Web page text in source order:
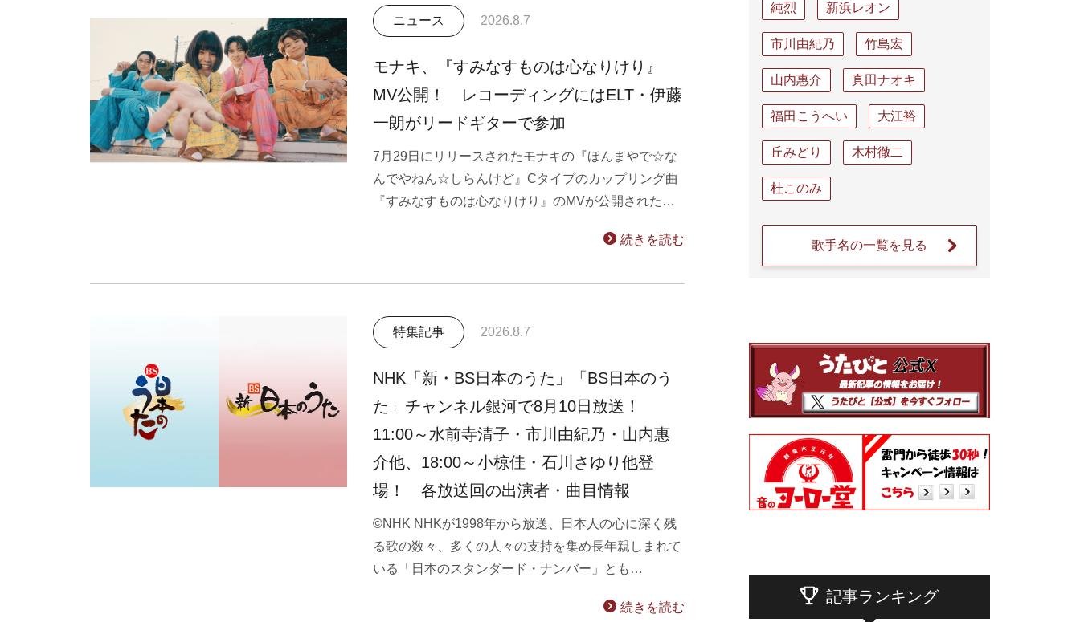
ニュース 2026.8.7
モナキ、『すみなすものは心なりけり』
MV公開！ レコーディングにはELT・伊藤
一朗がリードギターで参加
7月29日にリリースされたモナキの『ほんまやで☆な
んでやねん☆しらんけど』Cタイプのカップリング曲
『すみなすものは心なりけり』のMVが公開された…
続きを読む
特集記事 2026.8.7
NHK「新・BS日本のうた」「BS日本のう
た」チャンネル銀河で8月10日放送！
11:00～水前寺清子・市川由紀乃・山内惠
介他、18:00～小椋佳・石川さゆり他登
場！ 各放送回の出演者・曲目情報
©NHK NHKが1998年から放送、日本人の心に深く残
る歌の数々、多くの人々の支持を集め長年親しまれて
いる「日本のスタンダード・ナンバー」とも…
続きを読む
純烈 新浜レオン
市川由紀乃 竹島宏
山内惠介 真田ナオキ
福田こうへい 大江裕
丘みどり 木村徹二
杜このみ
歌手名の一覧を見る
記事ランキング